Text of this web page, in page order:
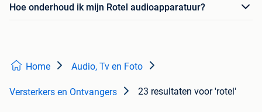
Hoe onderhoud ik mijn Rotel audioapparatuur?
Home Audio, Tv en Foto
Versterkers en Ontvangers 23 resultaten voor 'rotel'